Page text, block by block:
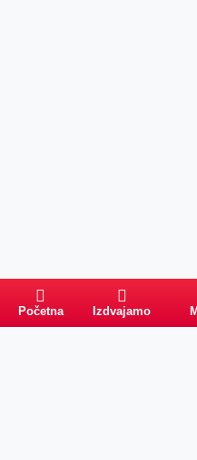
Početna Izdvajamo